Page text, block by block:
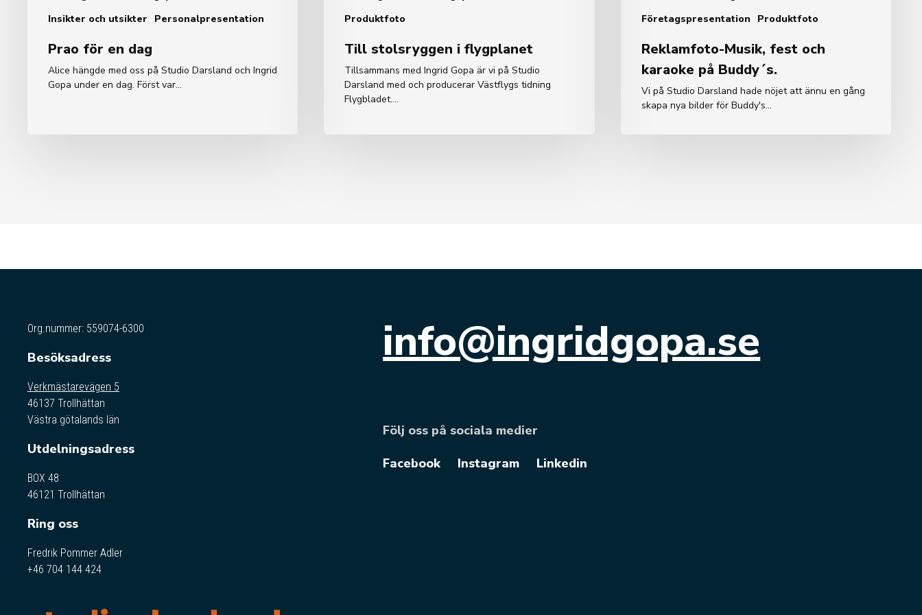
Insikter och utsikter
Personalpresentation
Prao för en dag
Alice hängde med oss på Studio Darsland och Ingrid
Gopa under en dag. Först var…
Produktfoto
Till stolsryggen i flygplanet
Tillsammans med Ingrid Gopa är vi på Studio
Darsland med och producerar Västflygs tidning
Flygbladet.…
Företagspresentation
Produktfoto
Reklamfoto-Musik, fest och
karaoke på Buddy´s.
Vi på Studio Darsland hade nöjet att ännu en gång
skapa nya bilder för Buddy's…
Org.nummer: 559074-6300
Besöksadress
Verkmästarevägen 5
46137 Trollhättan
Västra götalands län
Utdelningsadress
BOX 48
46121 Trollhättan
Ring oss
Fredrik Pommer Adler
+46 704 144 424
info@ingridgopa.se
Följ oss på sociala medier
Facebook
Instagram Linkedin